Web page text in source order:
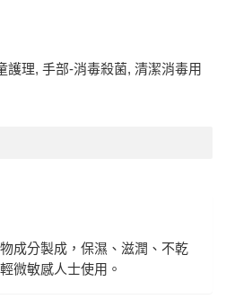
護理, 手部-消毒殺菌, 清潔消毒用
成分製成，保濕、滋潤、不乾
微敏感人士使用。